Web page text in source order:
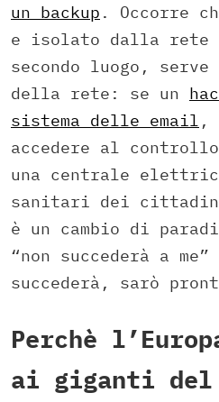
un backup . Occorre
e isolato dalla rete
secondo luogo, serve
della rete: se un
sistema delle email ,
accedere al
una centrale
sanitari dei
è un cambio di
“non succederà a
succederà, sarò
Perchè
ai giganti del